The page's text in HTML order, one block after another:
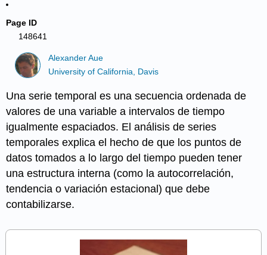
Page ID
148641
Alexander Aue
University of California, Davis
Una serie temporal es una secuencia ordenada de
valores de una variable a intervalos de tiempo
igualmente espaciados. El análisis de series
temporales explica el hecho de que los puntos de
datos tomados a lo largo del tiempo pueden tener
una estructura interna (como la autocorrelación,
tendencia o variación estacional) que debe
contabilizarse.